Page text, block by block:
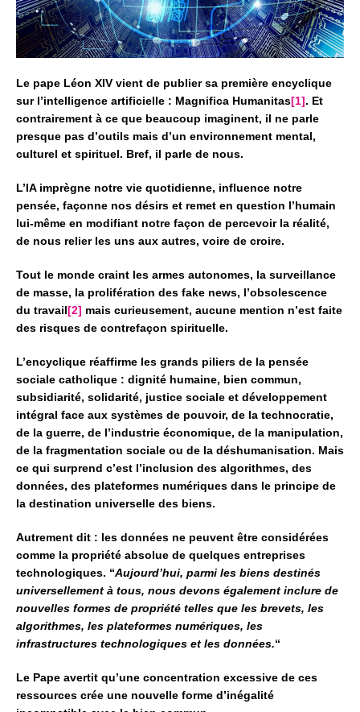
Le pape Léon XIV vient de publier sa première encyclique
sur l’intelligence artificielle : Magnifica Humanitas[1]. Et
contrairement à ce que beaucoup imaginent, il ne parle
presque pas d’outils mais d’un environnement mental,
culturel et spirituel. Bref, il parle de nous.
L’IA imprègne notre vie quotidienne, influence notre
pensée, façonne nos désirs et remet en question l’humain
lui-même en modifiant notre façon de percevoir la réalité,
de nous relier les uns aux autres, voire de croire.
Tout le monde craint les armes autonomes, la surveillance
de masse, la prolifération des fake news, l’obsolescence
du travail[2] mais curieusement, aucune mention n’est faite
des risques de contrefaçon spirituelle.
L’encyclique réaffirme les grands piliers de la pensée
sociale catholique : dignité humaine, bien commun,
subsidiarité, solidarité, justice sociale et développement
intégral face aux systèmes de pouvoir, de la technocratie,
de la guerre, de l’industrie économique, de la manipulation,
de la fragmentation sociale ou de la déshumanisation. Mais
ce qui surprend c’est l’inclusion des algorithmes, des
données, des plateformes numériques dans le principe de
la destination universelle des biens.
Autrement dit : les données ne peuvent être considérées
comme la propriété absolue de quelques entreprises
technologiques. “Aujourd’hui, parmi les biens destinés
universellement à tous, nous devons également inclure de
nouvelles formes de propriété telles que les brevets, les
algorithmes, les plateformes numériques, les
infrastructures technologiques et les données.“
Le Pape avertit qu’une concentration excessive de ces
ressources crée une nouvelle forme d’inégalité